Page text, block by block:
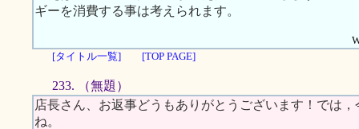
ギーを消費する事は考えられます。
[タイトル一覧]
[TOP PAGE]
233. （無題）
店長さん、お返事どうもありがとうございます！では
ね。